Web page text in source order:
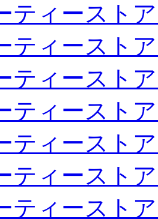
ティースト
ティースト
ティースト
ティースト
ティースト
ティースト
ティースト